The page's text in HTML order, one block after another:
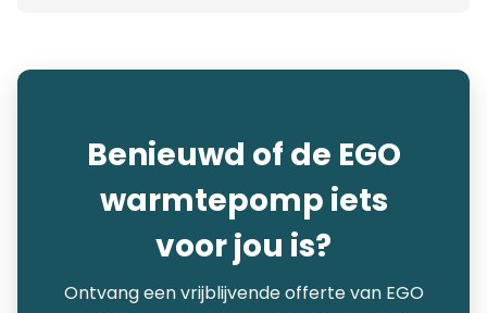
Benieuwd of de EGO
warmtepomp iets
voor jou is?
Ontvang een vrijblijvende offerte van EGO